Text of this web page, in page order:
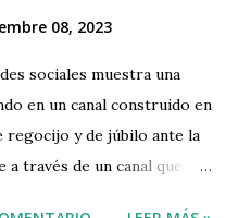
08, 2023
sociales muestra una
en un canal construido en
regocijo y de júbilo ante la
través de un canal que